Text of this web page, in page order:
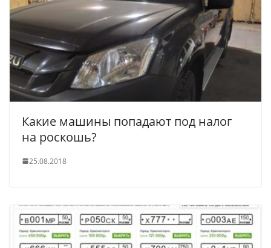
Какие машины попадают под налог
на роскошь?
25.08.2018